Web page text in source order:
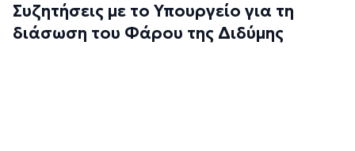
Συζητήσεις με το Υπουργείο για τη
διάσωση του Φάρου της Διδύμης